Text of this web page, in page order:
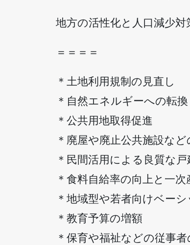
地方の活性化と人口減少対
＝＝＝＝
＊土地利用規制の見直し
＊自然エネルギーへの転換
＊公共用地取得促進
＊廃屋や廃止公共施設など
＊民間活用による良質な
＊食料自給率の向上と一
＊地域型や若者向けベー
＊教育予算の増額
＊保育や福祉などの従事